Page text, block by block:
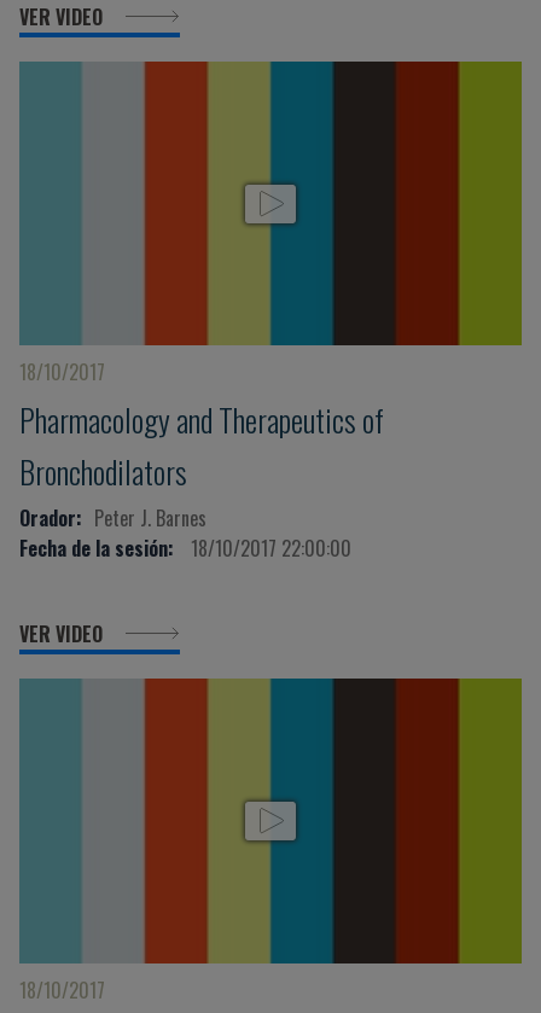
VER VIDEO
18/10/2017
Pharmacology and Therapeutics of
Bronchodilators
Orador: Peter J. Barnes
Fecha de la sesión:
18/10/2017 22:00:00
VER VIDEO
18/10/2017